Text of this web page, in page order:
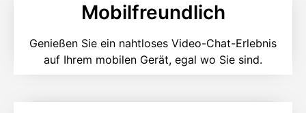
Mobilfreundlich
Genießen Sie ein nahtloses Video-Chat-Erlebnis
auf Ihrem mobilen Gerät, egal wo Sie sind.